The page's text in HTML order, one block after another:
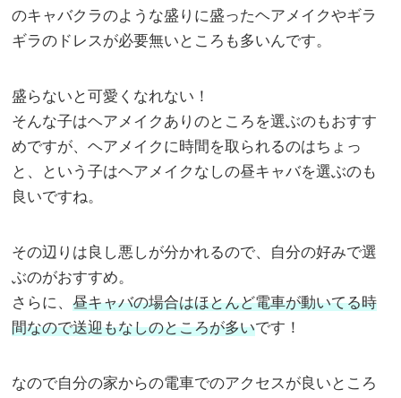
のキャバクラのような盛りに盛ったヘアメイクやギラ
ギラのドレスが必要無いところも多いんです。
盛らないと可愛くなれない！
そんな子はヘアメイクありのところを選ぶのもおすす
めですが、ヘアメイクに時間を取られるのはちょっ
と、という子はヘアメイクなしの昼キャバを選ぶのも
良いですね。
その辺りは良し悪しが分かれるので、自分の好みで選
ぶのがおすすめ。
さらに、昼キャバの場合はほとんど電車が動いてる時
間なので送迎もなしのところが多いです！
なので自分の家からの電車でのアクセスが良いところ